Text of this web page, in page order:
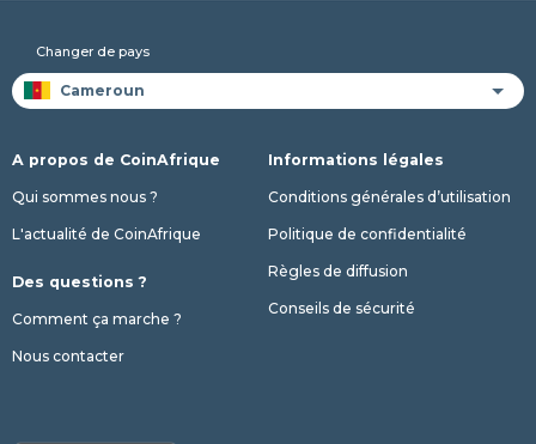
Changer de pays
A propos de CoinAfrique
Qui sommes nous ?
L'actualité de CoinAfrique
Des questions ?
Comment ça marche ?
Nous contacter
Informations légales
Conditions générales d’utilisation
Politique de confidentialité
Règles de diffusion
Conseils de sécurité